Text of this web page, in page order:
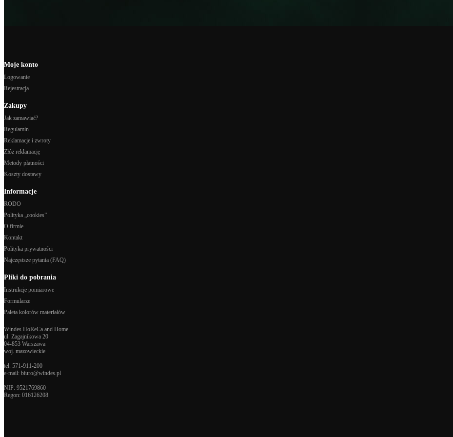
Moje konto
Logowanie
Rejestracja
Zakupy
Jak zamawiać?
Regulamin
Reklamacje i zwroty
Złóż reklamację
Metody płatności
Koszty dostawy
Informacje
RODO
Polityka „cookies”
O firmie
Kontakt
Polityka prywatności
Najczęstsze pytania (FAQ)
Pliki do pobrania
Instrukcje pomiarowe
Formularze
Paleta kolorów materiałów
Windes HoReCa and Home
ul. Zagajnikowa 20
04-853 Warszawa
woj. mazowieckie
tel. 571-911-200
e-mail: biuro@windes.pl
NIP: 9521769860
Regon: 016126208